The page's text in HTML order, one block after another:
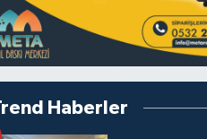
Haberler